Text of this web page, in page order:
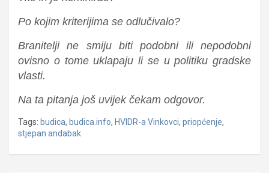
Po kojim kriterijima se odlučivalo?
Branitelji ne smiju biti podobni ili nepodobni
ovisno o tome uklapaju li se u politiku gradske
vlasti.
Na ta pitanja još uvijek čekam odgovor.
Tags: budica, budica.info, HVIDR-a Vinkovci, priopćenje,
stjepan andabak